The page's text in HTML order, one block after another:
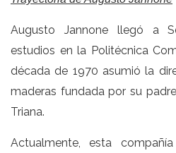
Augusto Jannone llegó a
estudios en la Politécnica
década de 1970 asumió la
maderas fundada por su
Triana.
Actualmente, esta